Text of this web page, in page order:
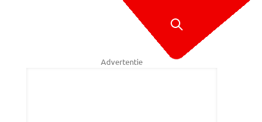
Advertentie